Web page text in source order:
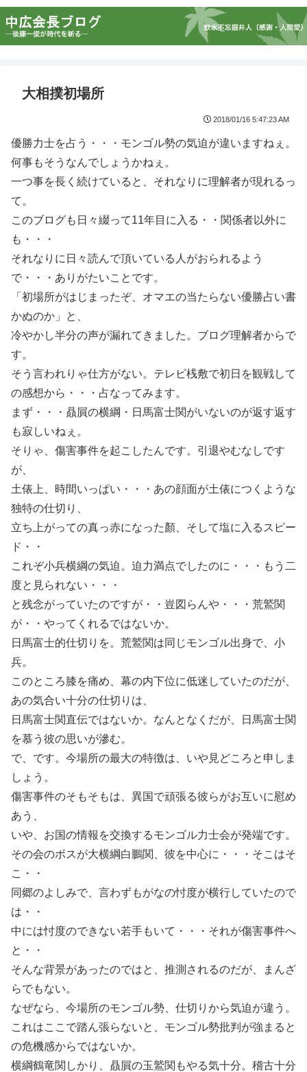
大相撲初場所
2018/01/16 5:47:23 AM
優勝力士を占う・・・モンゴル勢の気迫が違いますねぇ。
何事もそうなんでしょうかねぇ。
一つ事を長く続けていると、それなりに理解者が現れるっ
て。
このブログも日々綴って11年目に入る・・関係者以外に
も・・・
それなりに日々読んで頂いている人がおられるよう
で・・・ありがたいことです。
「初場所がはじまったぞ、オマエの当たらない優勝占い書
かぬのか」と、
冷やかし半分の声が漏れてきました。ブログ理解者からで
す。
そう言われりゃ仕方がない。テレビ桟敷で初日を観戦して
の感想から・・・占なってみます。
まず・・・贔屓の横綱・日馬富士関がいないのが返す返す
も寂しいねぇ。
そりゃ、傷害事件を起こしたんです。引退やむなしです
が、
土俵上、時間いっぱい・・・あの顔面が土俵につくような
独特の仕切り、
立ち上がっての真っ赤になった顏、そして塩に入るスピー
ド・・
これぞ小兵横綱の気迫。迫力満点でしたのに・・・もう二
度と見られない・・・
と残念がっていたのですが・・豈図らんや・・・荒鷲関
が・・やってくれるではないか。
日馬富士的仕切りを。荒鷲関は同じモンゴル出身で、小
兵。
このところ膝を痛め、幕の内下位に低迷していたのだが、
あの気合い十分の仕切りは、
日馬富士関直伝ではないか。なんとなくだが、日馬富士関
を慕う彼の思いが滲む。
で、です。今場所の最大の特徴は、いや見どころと申しま
しょう。
傷害事件のそもそもは、異国で頑張る彼らがお互いに慰め
あう、
いや、お国の情報を交換するモンゴル力士会が発端です。
その会のボスが大横綱白鵬関、彼を中心に・・・そこはそ
こ・・
同郷のよしみで、言わずもがなの忖度が横行していたので
は・・
中には忖度のできない若手もいて・・・それが傷害事件へ
と・・
そんな背景があったのではと、推測されるのだが、まんざ
らでもない。
なぜなら、今場所のモンゴル勢、仕切りから気迫が違う。
これはここで踏ん張らないと、モンゴル勢批判が強まると
の危機感からではないか。
横綱鶴竜関しかり、贔屓の玉鷲関もやる気十分。稽古十分